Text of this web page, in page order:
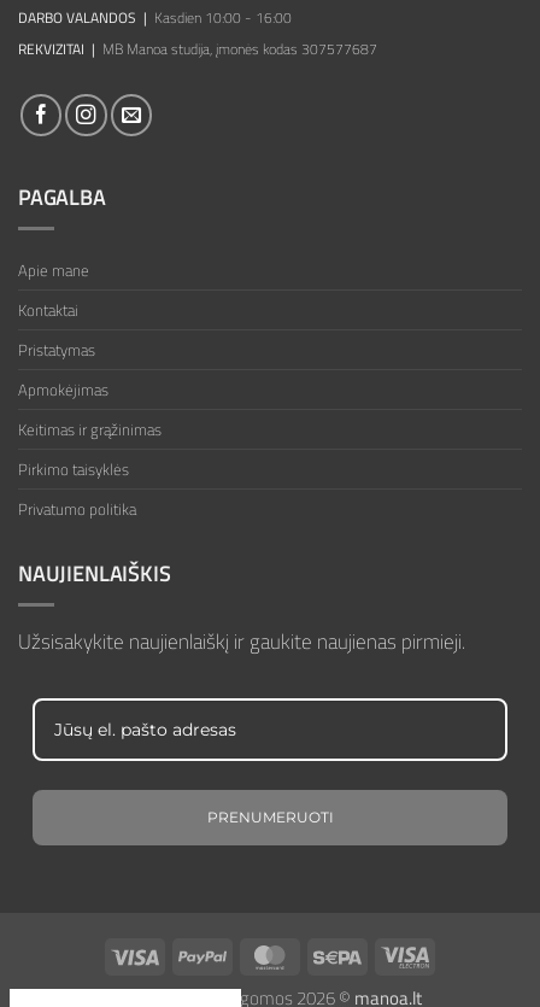
DARBO VALANDOS | Kasdien 10:00 - 16:00
REKVIZITAI | MB Manoa studija, įmonės kodas 307577687
PAGALBA
Apie mane
Kontaktai
Pristatymas
Apmokėjimas
Keitimas ir grąžinimas
Pirkimo taisyklės
Privatumo politika
NAUJIENLAIŠKIS
Užsisakykite naujienlaiškį ir gaukite naujienas pirmieji.
PRENUMERUOTI
Visa PayPal MasterCardSepa
Visa
Visos teisės saugomos 2026 © manoa.lt